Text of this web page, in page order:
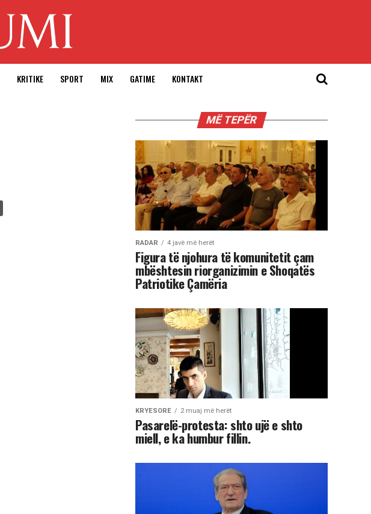
KRITIKE SPORT MIX GATIME KONTAKT
MË TEPËR
RADAR 4 javë më herët
Figura të njohura të komunitetit çam
mbështesin riorganizimin e Shoqatës
Patriotike Çamëria
KRYESORE 2 muaj më herët
Pasarelë-protesta: shto ujë e shto
miell, e ka humbur fillin.